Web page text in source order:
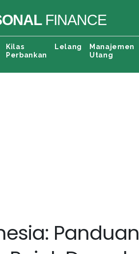
FINANCE
Kilas
Perbankan
Lelang
Manajemen
Utang
Panduan